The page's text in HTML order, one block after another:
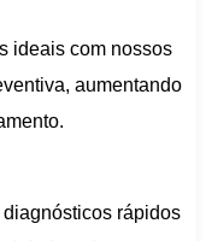
ideais com nossos
aumentando
rápidos